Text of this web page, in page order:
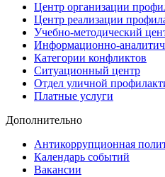
Центр организации
Центр реализации
Учебно-методический
Информационно-
Категории конфликтов
Ситуационный центр
Отдел уличной
Платные услуги
Дополнительно
Антикоррупционная
Календарь событий
Вакансии